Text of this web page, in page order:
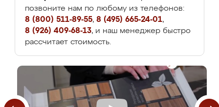
позвоните нам по любому из телефонов:
8 (800) 511-89-55, 8 (495) 665-24-01,
8 (926) 409-68-13, и наш менеджер быстро
рассчитает стоимость.